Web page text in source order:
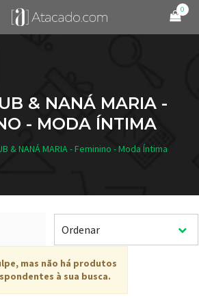
0
& NANÁ MARIA -
- MODA ÍNTIMA
& NANÁ MARIA - Feminino - Moda Íntima
mas não há produtos
à sua busca.